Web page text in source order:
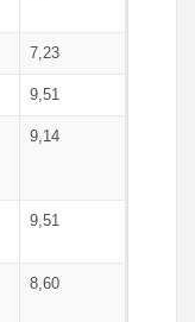
7,23
9,51
9,14
9,51
8,60